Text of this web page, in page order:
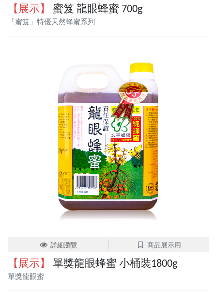
【展示】 蜜笈 龍眼蜂蜜 700g
「蜜笈」特優天然蜂蜜系列
詳細瀏覽 商品展示用
【展示】 單獎龍眼蜂蜜 小桶裝1800g
單獎龍眼蜜